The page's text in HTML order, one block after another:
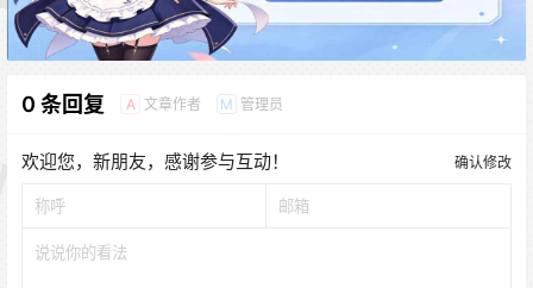
0 条回复 A 文章作者 M 管理员
欢迎您，新朋友，感谢参与互动！ 确认修改